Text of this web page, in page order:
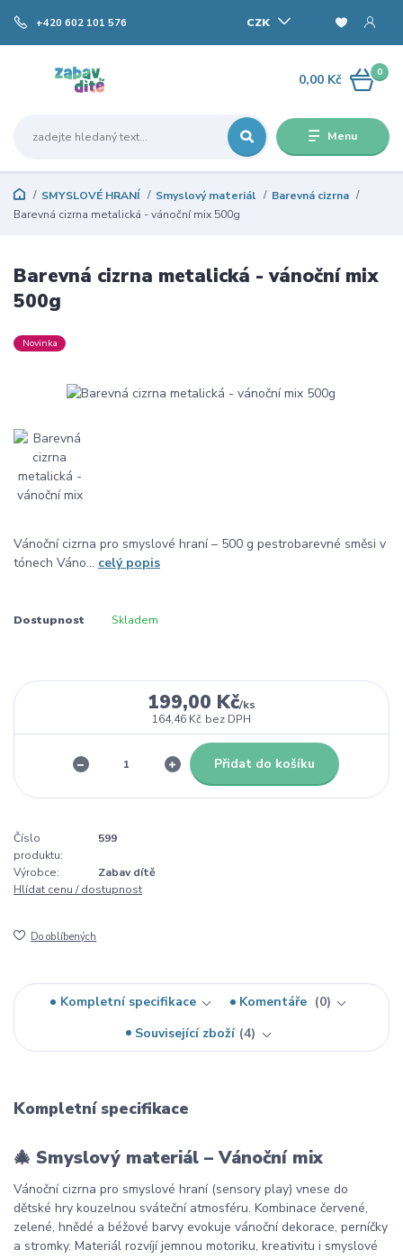
Menu
CZK
+420 602 101 576
0
0,00 Kč
SMYSLOVÉ HRANÍ Smyslový materiál
Barevná cizrna
Barevná cizrna metalická - vánoční mix 500g
Barevná cizrna metalická - vánoční mix
500g
Novinka
Vánoční cizrna pro smyslové hraní – 500 g pestrobarevné směsi v
tónech Váno... celý popis
Dostupnost Skladem
199,00 Kč/ks
164,46 Kč bez DPH
Přidat do košíku
Číslo
produktu:
599
Výrobce:
Zabav dítě
Hlídat cenu / dostupnost
Do oblíbených
Kompletní specifikace Komentáře
0
Související zboží 4
Kompletní specifikace
🎄 Smyslový materiál – Vánoční mix
Vánoční cizrna pro smyslové hraní (sensory play) vnese do
dětské hry kouzelnou sváteční atmosféru. Kombinace červené,
zelené, hnědé a béžové barvy evokuje vánoční dekorace, perníčky
a stromky. Materiál rozvíjí jemnou motoriku, kreativitu i smyslové